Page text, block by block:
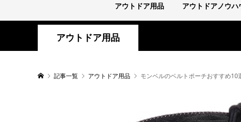
アウトドア用品 アウトドアノウハ
アウトドア用品
記事一覧 アウトドア用品 モンベルのベルトポーチおすすめ10